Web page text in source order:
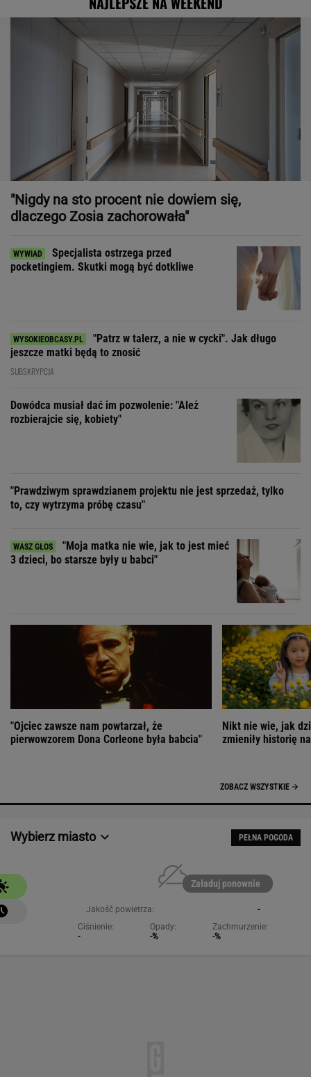
"Nigdy na sto procent nie dowiem się,
dlaczego Zosia zachorowała"
Specjalista ostrzega przed
pocketingiem. Skutki mogą być dotkliwe
"Patrz w talerz, a nie w cycki". Jak długo
jeszcze matki będą to znosić
SUBSKRYPCJA
Dowódca musiał dać im pozwolenie: "Ależ
rozbierajcie się, kobiety"
"Prawdziwym sprawdzianem projektu nie jest sprzedaż, tylko
to, czy wytrzyma próbę czasu"
"Moja matka nie wie, jak to jest mieć
3 dzieci, bo starsze były u babci"
"Ojciec zawsze nam powtarzał, że
pierwowzorem Dona Corleone była babcia"
Nikt nie wie, jak
zmieniły historię
ZOBACZ WSZYSTKIE
Wybierz miasto PEŁNA POGODA
Załaduj ponownie
Jakość powietrza:
-
Ciśnienie:
-
Opady:
-%
Zachmurzenie:
-%